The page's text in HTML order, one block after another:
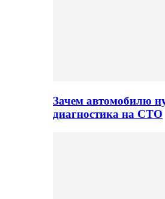
Зачем автомобилю
диагностика на СТО